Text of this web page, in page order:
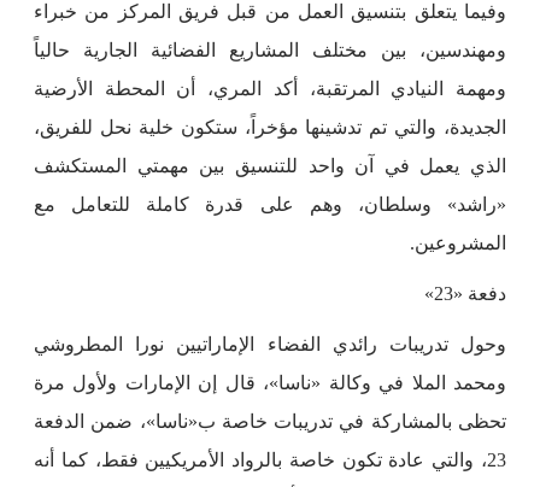
وفيما يتعلق بتنسيق العمل من قبل فريق المركز من خبراء
ومهندسين، بين مختلف المشاريع الفضائية الجارية حالياً
ومهمة النيادي المرتقبة، أكد المري، أن المحطة الأرضية
الجديدة، والتي تم تدشينها مؤخراً، ستكون خلية نحل للفريق،
الذي يعمل في آن واحد للتنسيق بين مهمتي المستكشف
«راشد» وسلطان، وهم على قدرة كاملة للتعامل مع
المشروعين.
دفعة «23»
وحول تدريبات رائدي الفضاء الإماراتيين نورا المطروشي
ومحمد الملا في وكالة «ناسا»، قال إن الإمارات ولأول مرة
تحظى بالمشاركة في تدريبات خاصة ب«ناسا»، ضمن الدفعة
23، والتي عادة تكون خاصة بالرواد الأمريكيين فقط، كما أنه